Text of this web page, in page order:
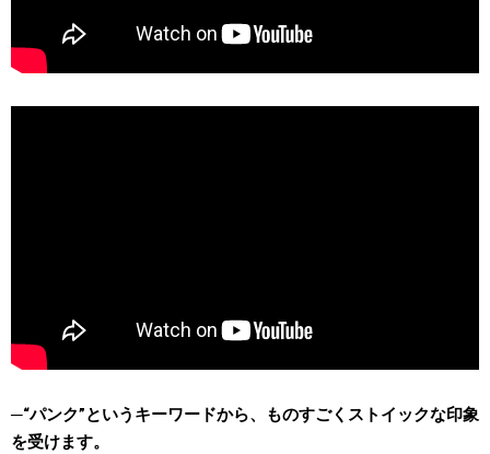
“パンク”というキーワードから、ものすごくストイックな印象
を受けます。